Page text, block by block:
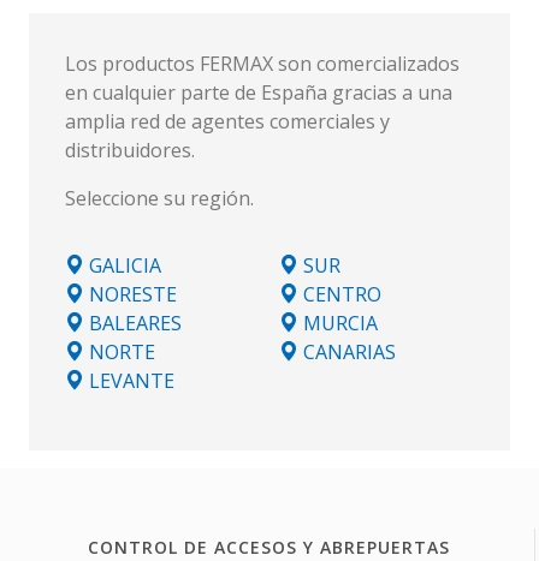
Los productos FERMAX son comercializados
en cualquier parte de España gracias a una
amplia red de agentes comerciales y
distribuidores.
Seleccione su región.
GALICIA
NORESTE
BALEARES
NORTE
LEVANTE
SUR
CENTRO
MURCIA
CANARIAS
CONTROL DE ACCESOS Y ABREPUERTAS